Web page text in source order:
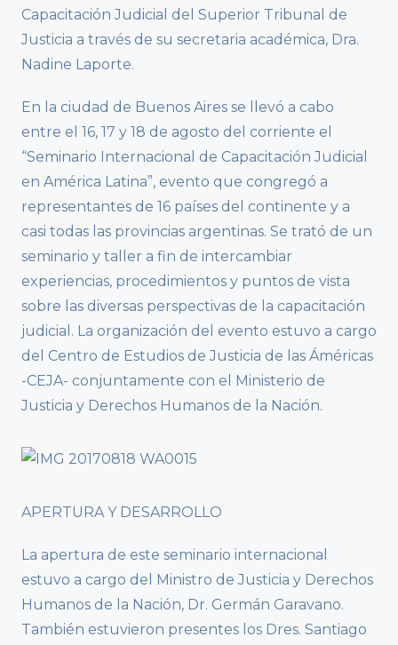
Capacitación Judicial del Superior Tribunal de
Justicia a través de su secretaria académica, Dra.
Nadine Laporte.
En la ciudad de Buenos Aires se llevó a cabo
entre el 16, 17 y 18 de agosto del corriente el
“Seminario Internacional de Capacitación Judicial
en América Latina”, evento que congregó a
representantes de 16 países del continente y a
casi todas las provincias argentinas. Se trató de un
seminario y taller a fin de intercambiar
experiencias, procedimientos y puntos de vista
sobre las diversas perspectivas de la capacitación
judicial. La organización del evento estuvo a cargo
del Centro de Estudios de Justicia de las Áméricas
-CEJA- conjuntamente con el Ministerio de
Justicia y Derechos Humanos de la Nación.
APERTURA Y DESARROLLO
La apertura de este seminario internacional
estuvo a cargo del Ministro de Justicia y Derechos
Humanos de la Nación, Dr. Germán Garavano.
También estuvieron presentes los Dres. Santiago